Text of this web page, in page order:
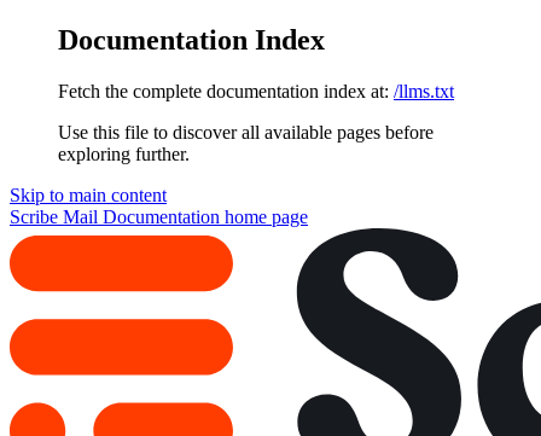
Documentation Index
Fetch the complete documentation index at: /llms.txt
Use this file to discover all available pages before
exploring further.
Skip to main content
Scribe Mail Documentation home page